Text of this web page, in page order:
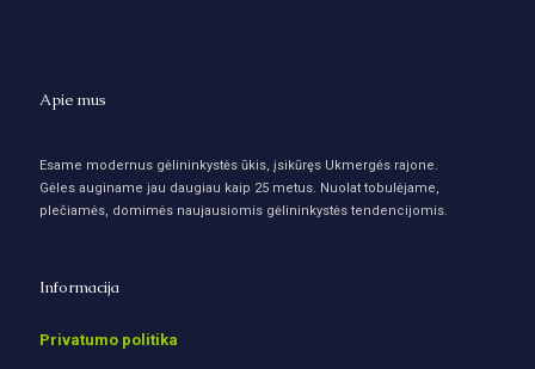
Apie mus
Esame modernus gėlininkystės ūkis, įsikūręs Ukmergės rajone.
Gėles auginame jau daugiau kaip 25 metus. Nuolat tobulėjame,
plečiamės, domimės naujausiomis gėlininkystės tendencijomis.
Informacija
Privatumo politika